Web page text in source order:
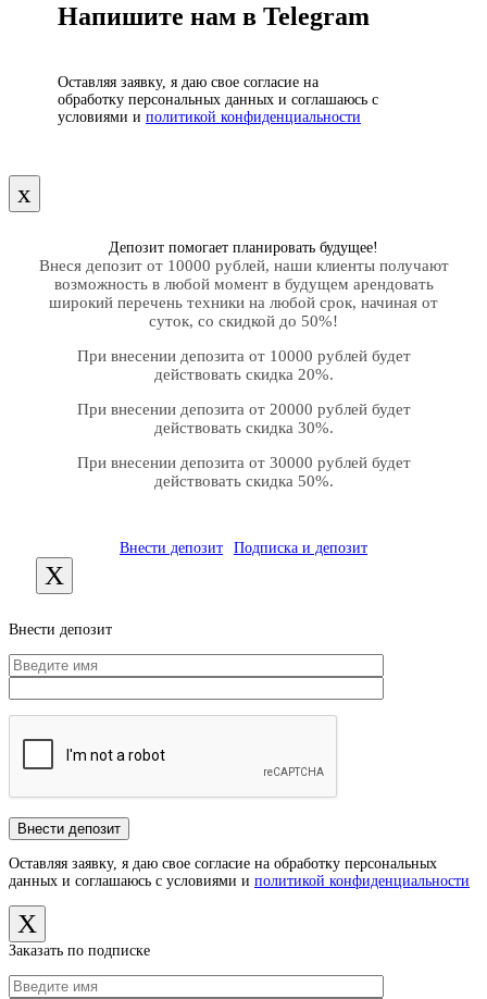
Напишите нам в Telegram
Оставляя заявку, я даю свое согласие на
обработку персональных данных и соглашаюсь с
условиями и политикой конфиденциальности
х
Депозит помогает планировать будущее!
Внеся депозит от 10000 рублей, наши клиенты получают
возможность в любой момент в будущем арендовать
широкий перечень техники на любой срок, начиная от
суток, со скидкой до 50%!
При внесении депозита от 10000 рублей будет
действовать скидка 20%.
При внесении депозита от 20000 рублей будет
действовать скидка 30%.
При внесении депозита от 30000 рублей будет
действовать скидка 50%.
Внести депозит Подписка и депозит
X
Внести депозит
Оставляя заявку, я даю свое согласие на обработку персональных
данных и соглашаюсь с условиями и политикой конфиденциальности
X
Заказать по подписке